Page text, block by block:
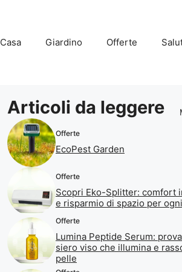
Casa Giardino Offerte
Articoli da leggere
Offerte
EcoPest Garden
Offerte
Scopri Eko-Splitter: comfort
e risparmio di spazio per
Offerte
Lumina Peptide Serum:
siero viso che illumina e
pelle